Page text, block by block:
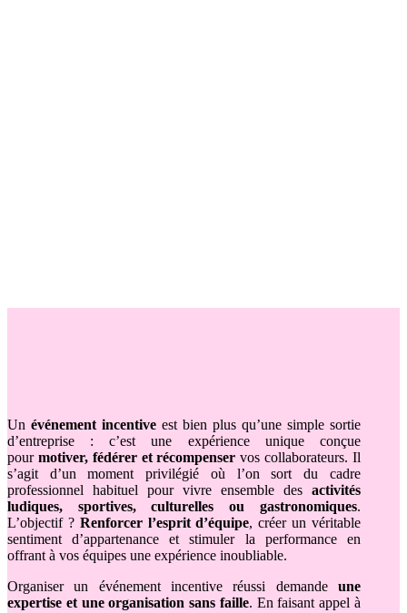
Un événement incentiveest bien plus qu’une simple sortie
d’entreprise : c’est une expérience unique conçue
pour motiver, fédérer et récompenser vos collaborateurs. Il
s’agit d’un moment privilégié où l’on sort du cadre
professionnel habituel pour vivre ensemble des activités
ludiques, sportives, culturelles ou gastronomiques.
L’objectif ? Renforcer l’esprit d’équipe, créer un véritable
sentiment d’appartenance et stimuler la performance en
offrant à vos équipes une expérience inoubliable.
Organiser un événement incentive réussi demande une
expertise et une organisation sans faille. En faisant appel à